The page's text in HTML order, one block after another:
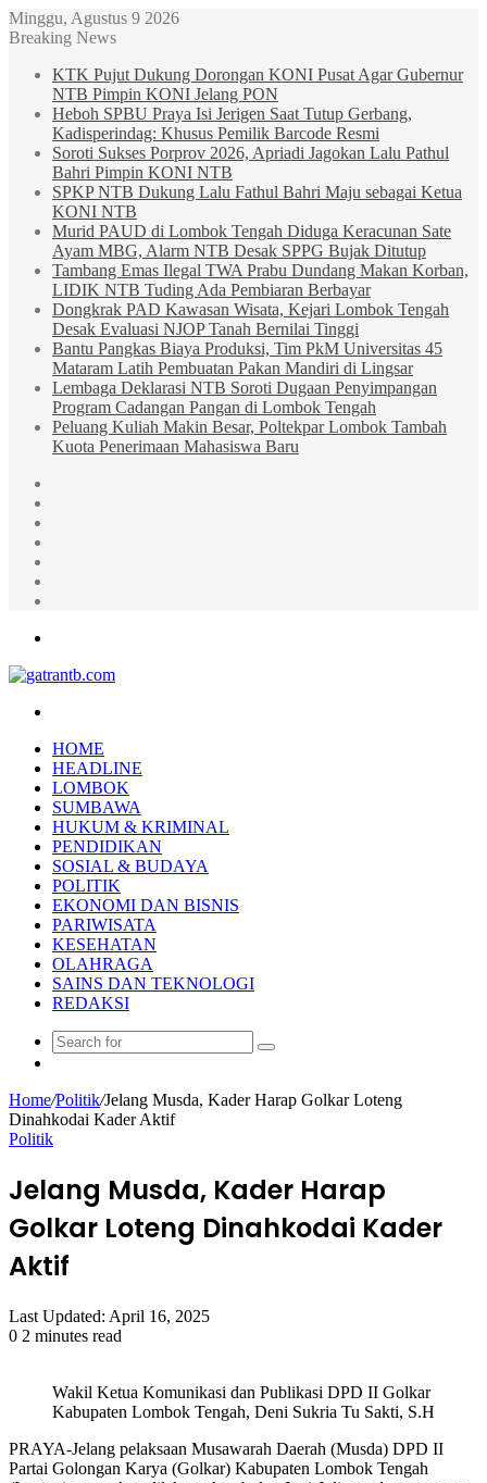
Minggu, Agustus 9 2026
Breaking News
KTK Pujut Dukung Dorongan KONI Pusat Agar Gubernur
NTB Pimpin KONI Jelang PON
Heboh SPBU Praya Isi Jerigen Saat Tutup Gerbang,
Kadisperindag: Khusus Pemilik Barcode Resmi
Soroti Sukses Porprov 2026, Apriadi Jagokan Lalu Pathul
Bahri Pimpin KONI NTB
SPKP NTB Dukung Lalu Fathul Bahri Maju sebagai Ketua
KONI NTB
Murid PAUD di Lombok Tengah Diduga Keracunan Sate
Ayam MBG, Alarm NTB Desak SPPG Bujak Ditutup
Tambang Emas Ilegal TWA Prabu Dundang Makan Korban,
LIDIK NTB Tuding Ada Pembiaran Berbayar
Dongkrak PAD Kawasan Wisata, Kejari Lombok Tengah
Desak Evaluasi NJOP Tanah Bernilai Tinggi
Bantu Pangkas Biaya Produksi, Tim PkM Universitas 45
Mataram Latih Pembuatan Pakan Mandiri di Lingsar
Lembaga Deklarasi NTB Soroti Dugaan Penyimpangan
Program Cadangan Pangan di Lombok Tengah
Peluang Kuliah Makin Besar, Poltekpar Lombok Tambah
Kuota Penerimaan Mahasiswa Baru
HOME
HEADLINE
LOMBOK
SUMBAWA
HUKUM & KRIMINAL
PENDIDIKAN
SOSIAL & BUDAYA
POLITIK
EKONOMI DAN BISNIS
PARIWISATA
KESEHATAN
OLAHRAGA
SAINS DAN TEKNOLOGI
REDAKSI
Search
Home/Politik/Jelang Musda, Kader Harap Golkar Loteng
Dinahkodai Kader Aktif
Politik
Jelang Musda, Kader Harap
Golkar Loteng Dinahkodai Kader
Aktif
Last Updated: April 16, 2025
0 2 minutes read
Wakil Ketua Komunikasi dan Publikasi DPD II Golkar
Kabupaten Lombok Tengah, Deni Sukria Tu Sakti, S.H
PRAYA-Jelang pelaksaan Musawarah Daerah (Musda) DPD II
Partai Golongan Karya (Golkar) Kabupaten Lombok Tengah